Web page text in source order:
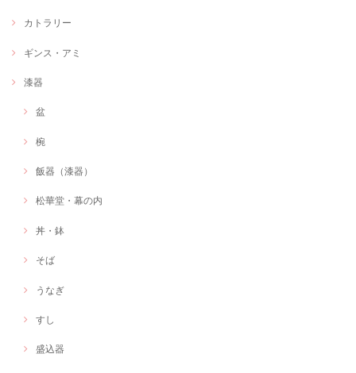
カトラリー
ギンス・アミ
漆器
盆
椀
飯器（漆器）
松華堂・幕の内
丼・鉢
そば
うなぎ
すし
盛込器